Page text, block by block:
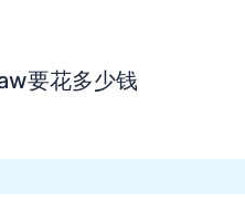
要花多少钱